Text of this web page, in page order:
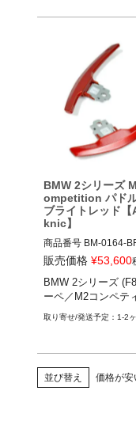
BMW 2シリーズ
ompetition パド
ブライトレッド
knic】
商品番号 BM-0164-
BM-0164-BRD
12VIVID "BM-0164",
ht Red
BMW 2シリーズ
販売価格 ¥53,600
BMW 2シリーズ
ーペ／M2コンペテ
1-2
並び替え 価格が安